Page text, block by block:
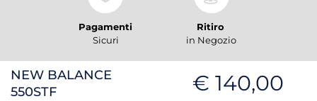
Pagamenti
Sicuri
Ritiro
in Negozio
NEW BALANCE
550STF
€ 140,00